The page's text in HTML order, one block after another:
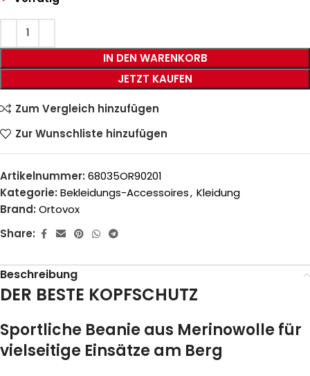
IN DEN WARENKORB
JETZT KAUFEN
Zum Vergleich hinzufügen
Zur Wunschliste hinzufügen
Artikelnummer: 68035OR90201
Kategorie: Bekleidungs-Accessoires, Kleidung
Brand: Ortovox
Share:
Beschreibung
DER BESTE KOPFSCHUTZ
Sportliche Beanie aus Merinowolle für
vielseitige Einsätze am Berg